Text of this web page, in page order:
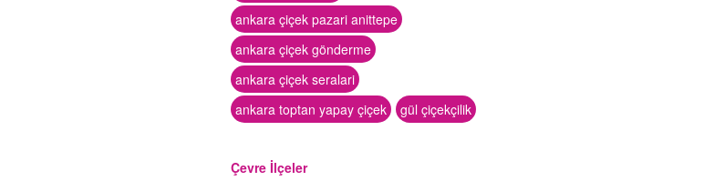
ankara çiçek pazari anittepe
ankara çiçek gönderme
ankara çiçek seralari
ankara toptan yapay çiçek
gül çiçekçilik
Çevre İlçeler